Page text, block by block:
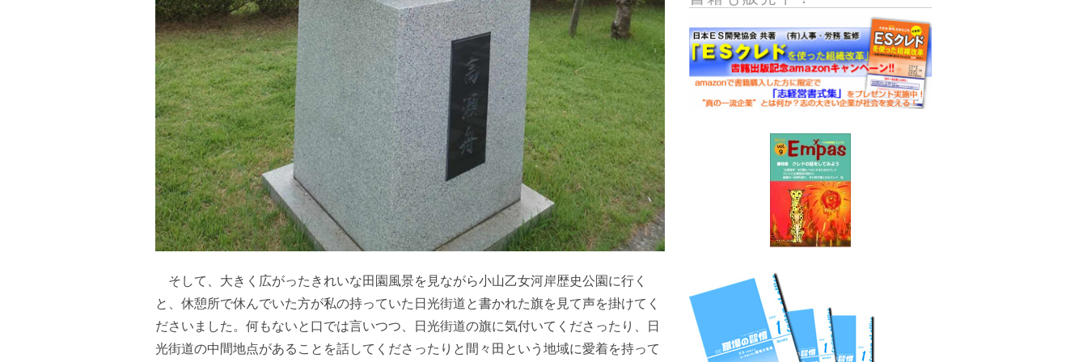
そして、大きく広がったきれいな田園風景を見ながら小山乙女河岸歴史公園に行く
と、休憩所で休んでいた方が私の持っていた日光街道と書かれた旗を見て声を掛けてく
ださいました。何もないと口では言いつつ、日光街道の旗に気付いてくださったり、日
光街道の中間地点があることを話してくださったりと間々田という地域に愛着を持って